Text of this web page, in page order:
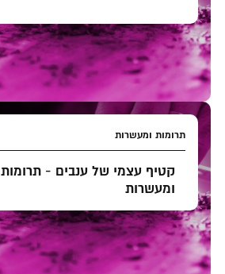
תרומות ומעשרות
קטיף עצמי של ענבים - תרומות
ומעשרות